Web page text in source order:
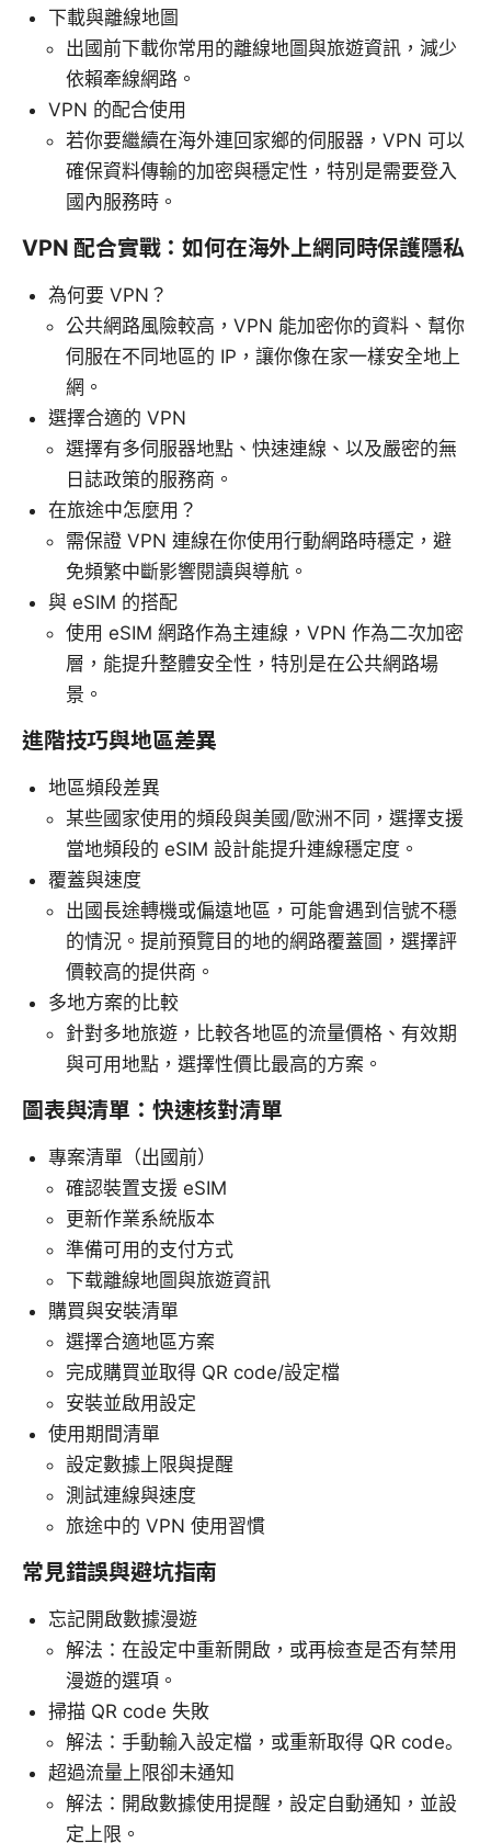
下載與離線地圖
出國前下載你常用的離線地圖與旅遊資訊，減少
依賴牽線網路。
VPN 的配合使用
若你要繼續在海外連回家鄉的伺服器，VPN 可以
確保資料傳輸的加密與穩定性，特別是需要登入
國內服務時。
VPN 配合實戰：如何在海外上網同時保護隱私
為何要 VPN？
公共網路風險較高，VPN 能加密你的資料、幫你
伺服在不同地區的 IP，讓你像在家一樣安全地上
網。
選擇合適的 VPN
選擇有多伺服器地點、快速連線、以及嚴密的無
日誌政策的服務商。
在旅途中怎麼用？
需保證 VPN 連線在你使用行動網路時穩定，避
免頻繁中斷影響閱讀與導航。
與 eSIM 的搭配
使用 eSIM 網路作為主連線，VPN 作為二次加密
層，能提升整體安全性，特別是在公共網路場
景。
進階技巧與地區差異
地區頻段差異
某些國家使用的頻段與美國/歐洲不同，選擇支援
當地頻段的 eSIM 設計能提升連線穩定度。
覆蓋與速度
出國長途轉機或偏遠地區，可能會遇到信號不穩
的情況。提前預覽目的地的網路覆蓋圖，選擇評
價較高的提供商。
多地方案的比較
針對多地旅遊，比較各地區的流量價格、有效期
與可用地點，選擇性價比最高的方案。
圖表與清單：快速核對清單
專案清單（出國前）
確認裝置支援 eSIM
更新作業系統版本
準備可用的支付方式
下载離線地圖與旅遊資訊
購買與安裝清單
選擇合適地區方案
完成購買並取得 QR code/設定檔
安裝並啟用設定
使用期間清單
設定數據上限與提醒
測試連線與速度
旅途中的 VPN 使用習慣
常見錯誤與避坑指南
忘記開啟數據漫遊
解法：在設定中重新開啟，或再檢查是否有禁用
漫遊的選項。
掃描 QR code 失敗
解法：手動輸入設定檔，或重新取得 QR code。
超過流量上限卻未通知
解法：開啟數據使用提醒，設定自動通知，並設
定上限。